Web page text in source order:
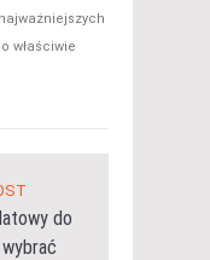
właściwie
do